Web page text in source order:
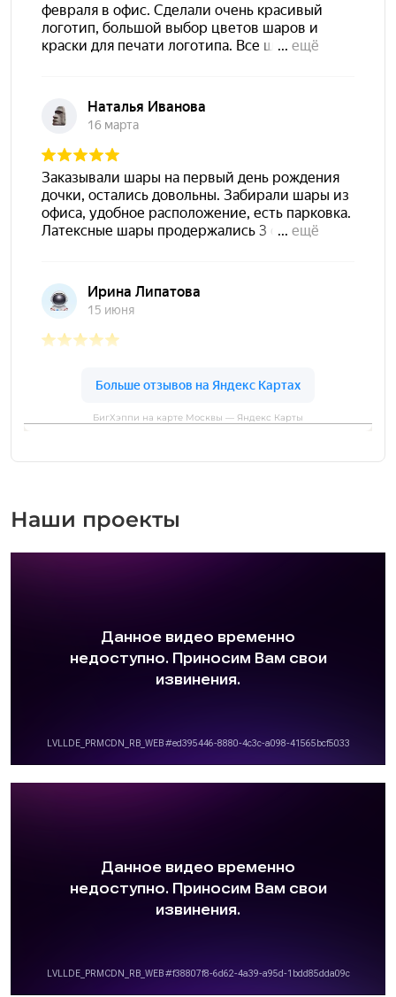
БигХэппи на карте Москвы — Яндекс Карты
Наши проекты